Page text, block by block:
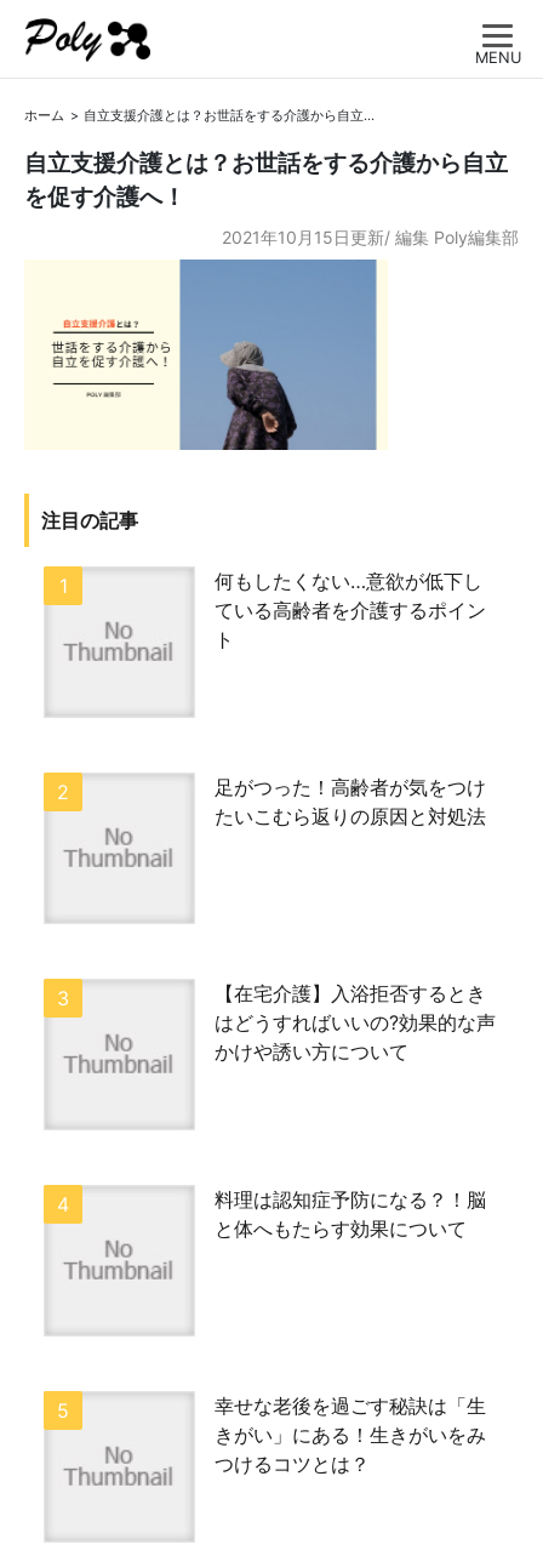
MENU
ホーム 自立支援介護とは？お世話をする介護から自立を促す介護へ！
自立支援介護とは？お世話をする介護から自立
を促す介護へ！
2021年10月15日更新/ 編集 Poly編集部
注目の記事
何もしたくない…意欲が低下し
ている高齢者を介護するポイン
ト
足がつった！高齢者が気をつけ
たいこむら返りの原因と対処法
【在宅介護】入浴拒否するとき
はどうすればいいの?効果的な声
かけや誘い方について
料理は認知症予防になる？！脳
と体へもたらす効果について
幸せな老後を過ごす秘訣は「生
きがい」にある！生きがいをみ
つけるコツとは？